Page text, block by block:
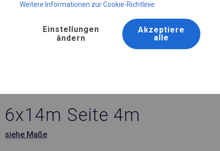
6x14m Seite 4m
siehe Maße
Weitere Informationen zur Cookie-Richtlinie
Einstellungen
ändern
Akzeptiere
alle